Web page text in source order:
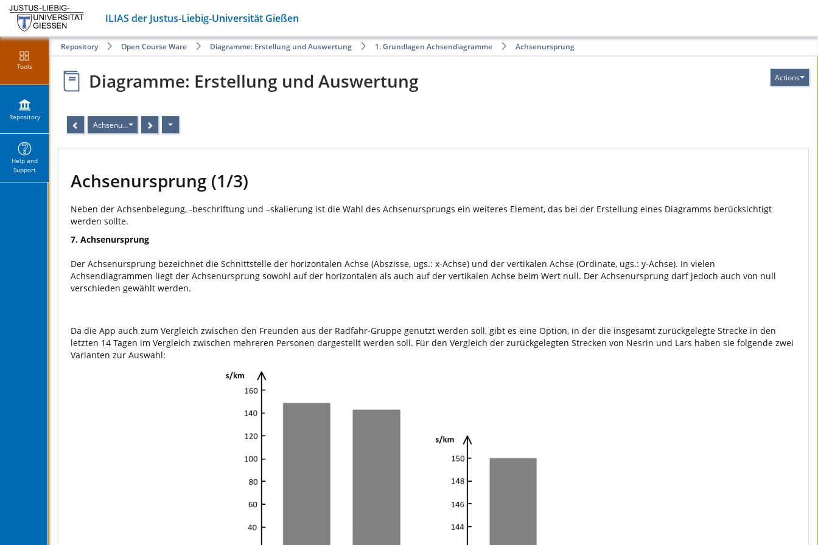
ILIAS der Justus-Liebig-Universität Gießen
Tools
Repository
Help and
Support
Repository Open Course Ware Diagramme: Erstellung und Auswertung 1. Grundlagen Achsendiagramme Achsenursprung
Actions
Diagramme: Erstellung und Auswertung
Achsenursprung
Achsenursprung (1/3)
Neben der Achsenbelegung, -beschriftung und –skalierung ist die Wahl des Achsenursprungs ein weiteres Element, das bei der Erstellung eines Diagramms berücksichtigt
werden sollte.
7. Achsenursprung
Der Achsenursprung bezeichnet die Schnittstelle der horizontalen Achse (Abszisse, ugs.: x-Achse) und der vertikalen Achse (Ordinate, ugs.: y-Achse). In vielen
Achsendiagrammen liegt der Achsenursprung sowohl auf der horizontalen als auch auf der vertikalen Achse beim Wert null. Der Achsenursprung darf jedoch auch von null
verschieden gewählt werden.
Da die App auch zum Vergleich zwischen den Freunden aus der Radfahr-Gruppe genutzt werden soll, gibt es eine Option, in der die insgesamt zurückgelegte Strecke in den
letzten 14 Tagen im Vergleich zwischen mehreren Personen dargestellt werden soll. Für den Vergleich der zurückgelegten Strecken von Nesrin und Lars haben sie folgende zwei
Varianten zur Auswahl: